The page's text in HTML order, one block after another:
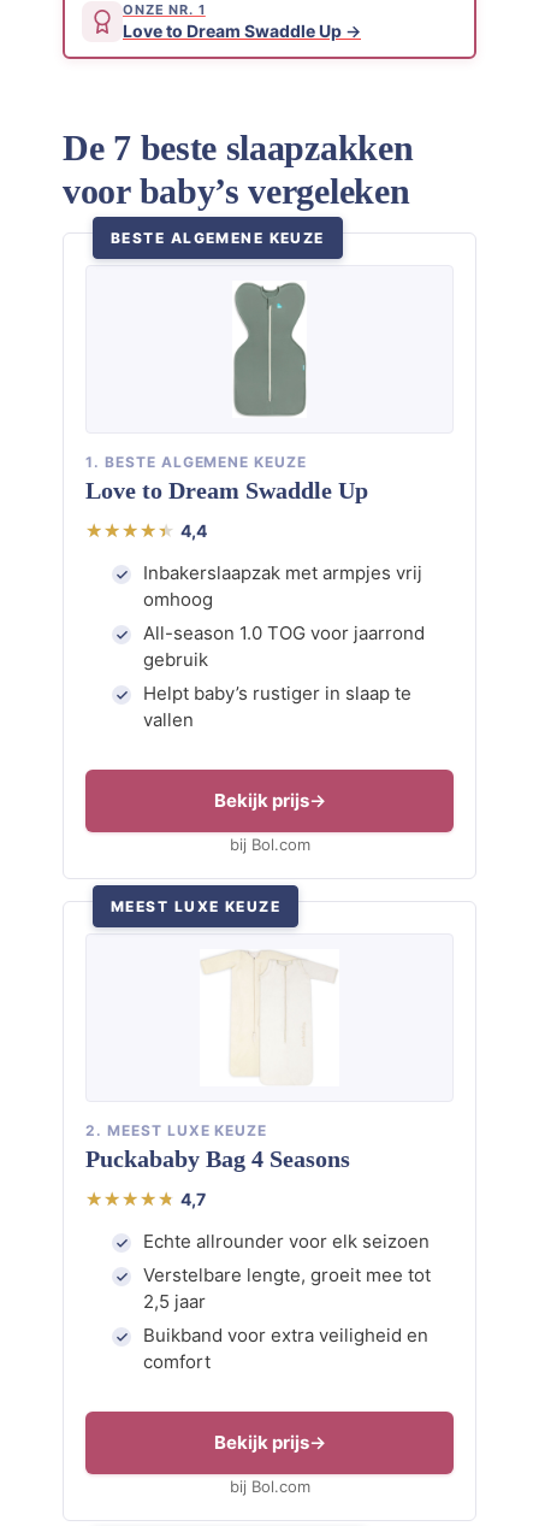
ONZE NR. 1
Love to Dream Swaddle Up
De 7 beste slaapzakken
voor baby’s vergeleken
BESTE ALGEMENE KEUZE
1. BESTE ALGEMENE KEUZE
Love to Dream Swaddle Up
4,4
Inbakerslaapzak met armpjes vrij
omhoog
All-season 1.0 TOG voor jaarrond
gebruik
Helpt baby’s rustiger in slaap te
vallen
Bekijk prijs
bij Bol.com
MEEST LUXE KEUZE
2. MEEST LUXE KEUZE
Puckababy Bag 4 Seasons
4,7
Echte allrounder voor elk seizoen
Verstelbare lengte, groeit mee tot
2,5 jaar
Buikband voor extra veiligheid en
comfort
Bekijk prijs
bij Bol.com